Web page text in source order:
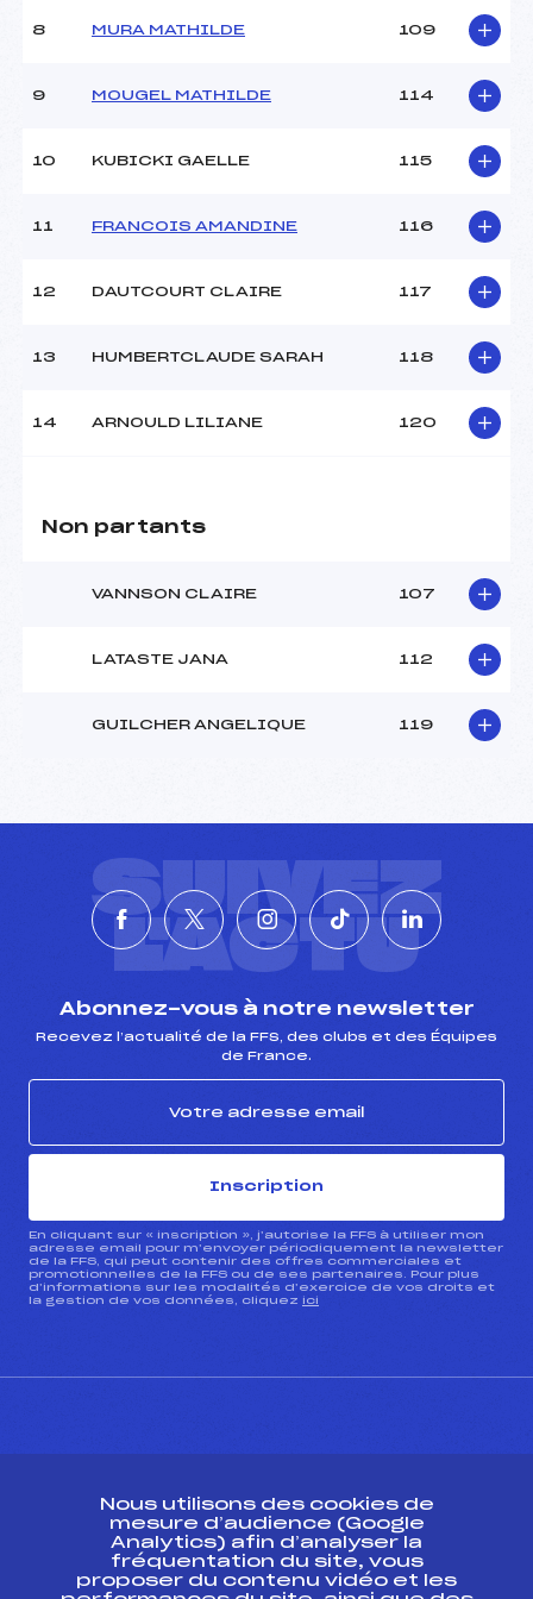
8 MURA MATHILDE 109
9 MOUGEL MATHILDE 114
10 KUBICKI GAELLE 115
11 FRANCOIS AMANDINE 116
12 DAUTCOURT CLAIRE 117
13 HUMBERTCLAUDE SARAH 118
14 ARNOULD LILIANE 120
Non partants
VANNSON CLAIRE 107
LATASTE JANA 112
GUILCHER ANGELIQUE 119
SUIVEZ
L'ACTU
Abonnez-vous à notre newsletter
Recevez l’actualité de la FFS, des clubs et des Équipes
de France.
Inscription
En cliquant sur « inscription », j’autorise la FFS à utiliser mon
adresse email pour m’envoyer périodiquement la newsletter
de la FFS, qui peut contenir des offres commerciales et
promotionnelles de la FFS ou de ses partenaires. Pour plus
d’informations sur les modalités d’exercice de vos droits et
la gestion de vos données, cliquez ici
Ressources
Nous utilisons des cookies de
mesure d’audience (Google
Analytics) afin d’analyser la
fréquentation du site, vous
proposer du contenu vidéo et les